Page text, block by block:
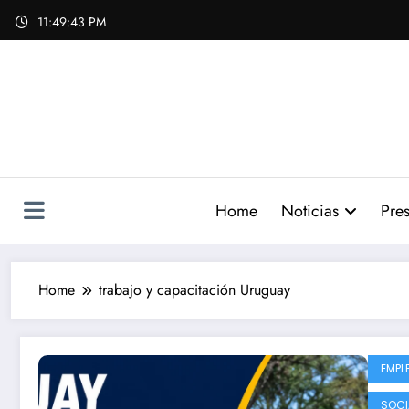
Skip
11:49:44 PM
Home Noticias
Home trabajo y capacitación Uruguay